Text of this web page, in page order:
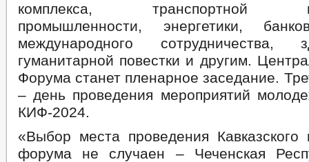
комплекса, транспортной
промышленности, энергетики,
международного сотрудничества,
гуманитарной повестки и другим.
Форума станет пленарное заседание.
– день проведения мероприятий
КИФ-2024.
«Выбор места проведения Кавказского
форума не случаен – Чеченская